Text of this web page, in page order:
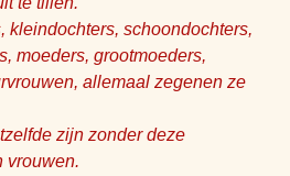
kleindochters, schoondochters,
moeders, grootmoeders,
allemaal zegenen ze
zijn zonder deze
vrouwen.